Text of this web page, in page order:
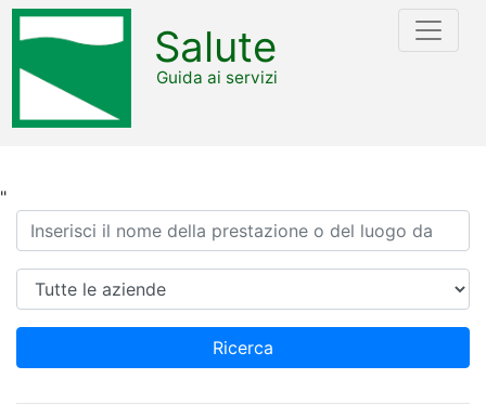
"
Salute
Guida ai servizi
Ricerca
Azienda
Ricerca